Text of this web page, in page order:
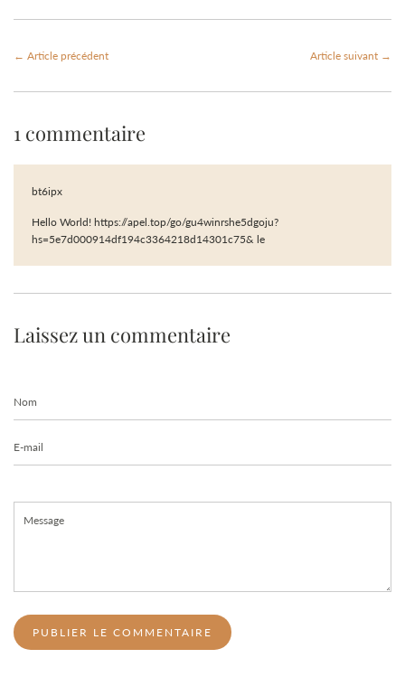
← Article précédent Article suivant →
1 commentaire
bt6ipx
Hello World! https://apel.top/go/gu4winrshe5dgoju?
hs=5e7d000914df194c3364218d14301c75& le
Laissez un commentaire
mail